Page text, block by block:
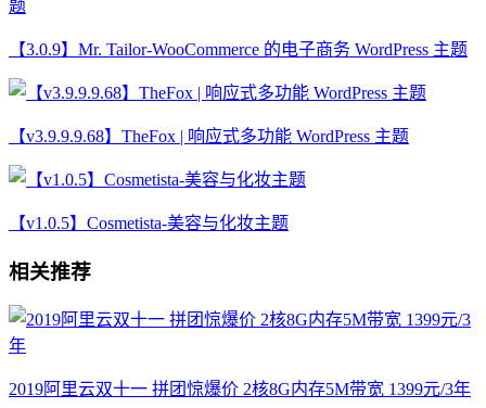
【3.0.9】Mr. Tailor-WooCommerce 的电子商务 WordPress 主题
【v3.9.9.9.68】TheFox | 响应式多功能 WordPress 主题
【v1.0.5】Cosmetista-美容与化妆主题
相关推荐
2019阿里云双十一 拼团惊爆价 2核8G内存5M带宽 1399元/3年